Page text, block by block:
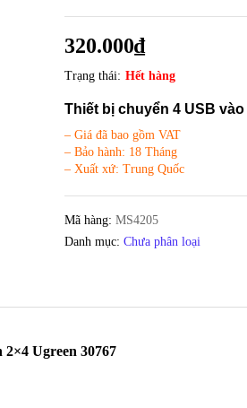
320.000₫
Trạng thái: Hết hàng
Thiết bị chuyển 4 USB
– Giá đã bao gồm VAT
– Bảo hành: 18 Tháng
– Xuất xứ: Trung Quốc
Mã hàng: MS4205
Danh mục: Chưa phân loại
Ugreen 30767